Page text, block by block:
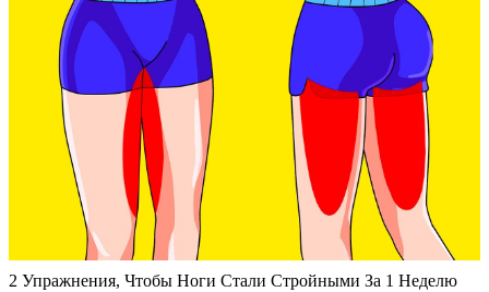
2 Упражнения, Чтобы Ноги Стали Стройными За 1 Неделю